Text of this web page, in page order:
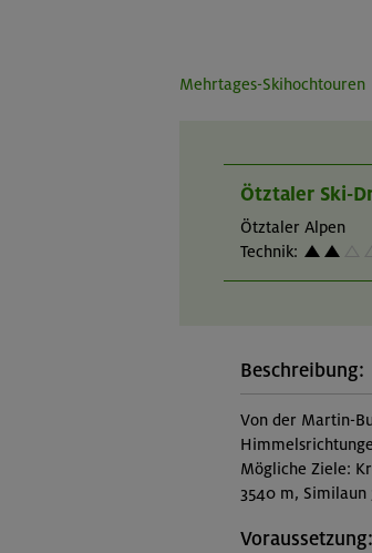
Mehrtages-Skihochtouren
Ötztaler Ski-
Ötztaler Alpen
Technik:
Beschreibung:
Von der Martin-
Mögliche Ziele:
3540 m, Similaun
Voraussetzung: